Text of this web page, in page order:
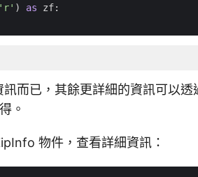
'r' ) as zf:
而已，其餘更詳細的資訊可以透
。
物件，查看詳細資訊：